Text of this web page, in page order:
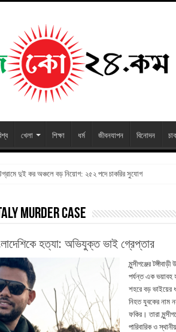
খেলা শিক্ষা ধর্ম জীবনযাপন বিনোদন
দুই কর অঞ্চলে বড় নিয়োগ: ২৫২ পদে চাকরির সুযোগ
Murder Case
হত্যা: অভিযুক্ত ভাই গ্রেপ্তার
মুন্সীগঞ্জের
পর্যন্ত এক ভয়াবহ
শহরে বড় ভাইয়ের
নিহত যুবকের নাম
ফকির। তারা
পারিবারিক ও